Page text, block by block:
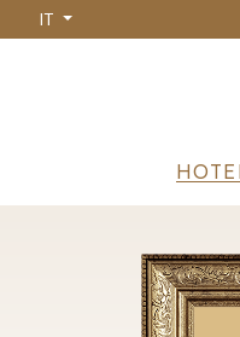
Salta
al
IT